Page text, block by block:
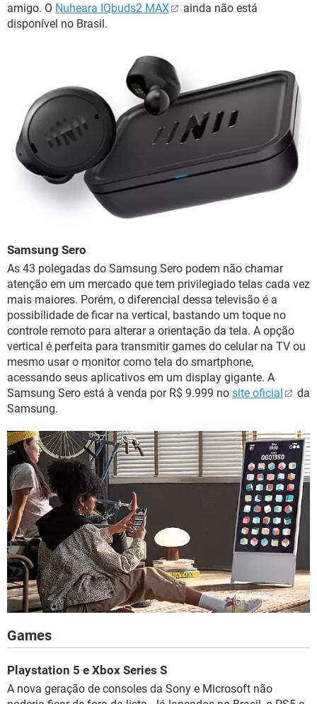
amigo. O Nuheara IQbuds2 MAX
ainda não está
disponível no Brasil.
Samsung Sero
As 43 polegadas do Samsung Sero podem não chamar
atenção em um mercado que tem privilegiado telas cada vez
mais maiores. Porém, o diferencial dessa televisão é a
possibilidade de ficar na vertical, bastando um toque no
controle remoto para alterar a orientação da tela. A opção
vertical é perfeita para transmitir games do celular na TV ou
mesmo usar o monitor como tela do smartphone,
acessando seus aplicativos em um display gigante. A
Samsung Sero está à venda por R$ 9.999 no site oficial
da
Samsung.
Games
Playstation 5 e Xbox Series S
A nova geração de consoles da Sony e Microsoft não